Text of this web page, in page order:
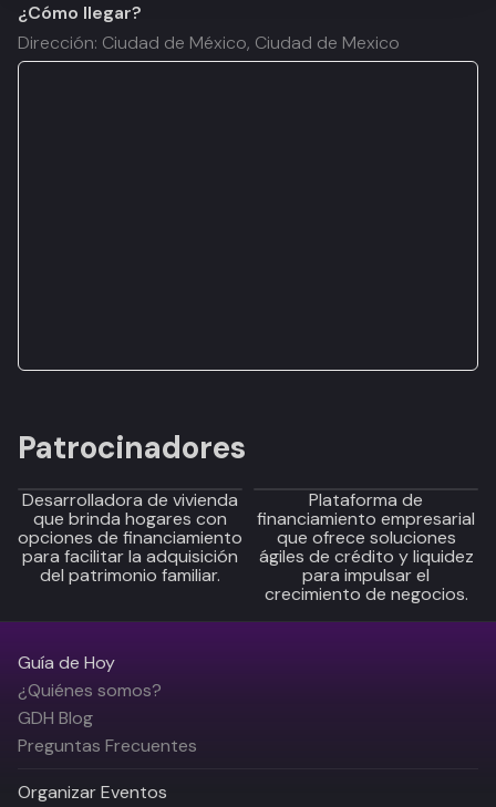
¿Cómo llegar?
Dirección: Ciudad de México, Ciudad de Mexico
Patrocinadores
Desarrolladora de vivienda
que brinda hogares con
opciones de financiamiento
para facilitar la adquisición
del patrimonio familiar.
Plataforma de
financiamiento empresarial
que ofrece soluciones
ágiles de crédito y liquidez
para impulsar el
crecimiento de negocios.
Guía de Hoy
¿Quiénes somos?
GDH Blog
Preguntas Frecuentes
Organizar Eventos